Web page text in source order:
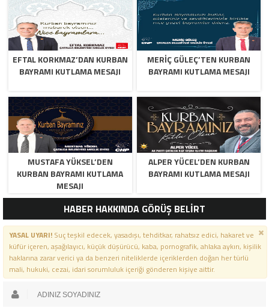
EFTAL KORKMAZ’DAN KURBAN
BAYRAMI KUTLAMA MESAJI
MERİÇ GÜLEÇ’TEN KURBAN
BAYRAMI KUTLAMA MESAJI
MUSTAFA YÜKSEL’DEN
KURBAN BAYRAMI KUTLAMA
MESAJI
ALPER YÜCEL’DEN KURBAN
BAYRAMI KUTLAMA MESAJI
HABER HAKKINDA GÖRÜŞ BELİRT
YASAL UYARI!Suç teşkil edecek, yasadışı, tehditkar, rahatsız edici, hakaret ve
küfür içeren, aşağılayıcı, küçük düşürücü, kaba, pornografik, ahlaka aykırı, kişilik
haklarına zarar verici ya da benzeri niteliklerde içeriklerden doğan her türlü
mali, hukuki, cezai, idari sorumluluk içeriği gönderen kişiye aittir.